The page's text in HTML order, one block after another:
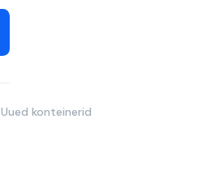
Uued konteinerid